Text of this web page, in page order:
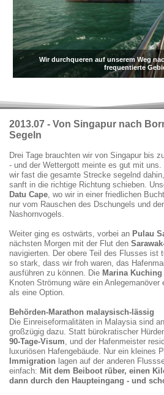
Wir durchqueren auf unserem Weg
frequentierte
2013.07 - Von Singapur nach
Segeln
Drei Tage brauchten wir von Singapur bis
- und der Wettergott meinte es gut mit
wir fast die gesamte Strecke segelnd
sanft in die richtige Richtung schieben.
Datu Cape, wo wir in einer friedlichen
nur vom Rauschen des Dschungels und
Nashornvogels.
Weiter ging es ostwärts, vorbei an Pulau
nächsten Morgen mit der Flut den
navigierten. Der obere Teil des Flusses ist
so stark, dass wir froh waren, das
ausführen zu können. Die Marina Kuching
Knoten Strömung wäre ein Anlegemanöver
als eine Option.
Behörden-Marathon malaysisch-lässig
Die Einreiseformalitäten in Malaysia sind
großzügig dazu. Statt bürokratischer
90-Tage-Visum, und der Hafenmeister
luxuriösen Hafengebäude. Nur ein kleines
Immigration lagen auf der anderen
einfach: Mit dem Beiboot rüber, einen
dann durch den Haupteingang - und